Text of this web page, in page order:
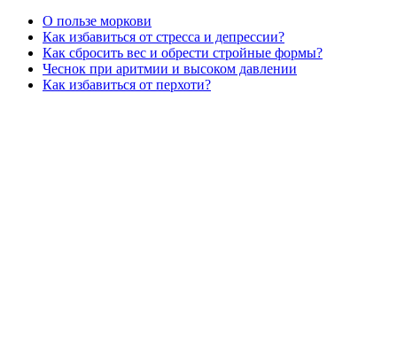
О пользе моркови
Как избавиться от стресса и депрессии?
Как сбросить вес и обрести стройные формы?
Чеснок при аритмии и высоком давлении
Как избавиться от перхоти?